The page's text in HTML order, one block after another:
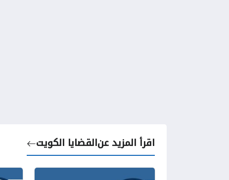
اقرأ المزيد عنالقضايا الكويت